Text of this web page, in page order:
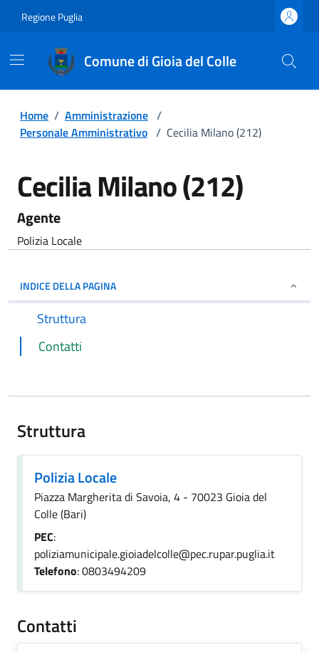
Regione Puglia
Comune di Gioia del Colle
Home / Amministrazione /
Personale Amministrativo / Cecilia Milano (212)
Cecilia Milano (212)
Agente
Polizia Locale
INDICE DELLA PAGINA
Struttura
Contatti
Struttura
Polizia Locale
Piazza Margherita di Savoia, 4 - 70023 Gioia del
Colle (Bari)
PEC:
poliziamunicipale.gioiadelcolle@pec.rupar.puglia.it
Telefono: 0803494209
Contatti